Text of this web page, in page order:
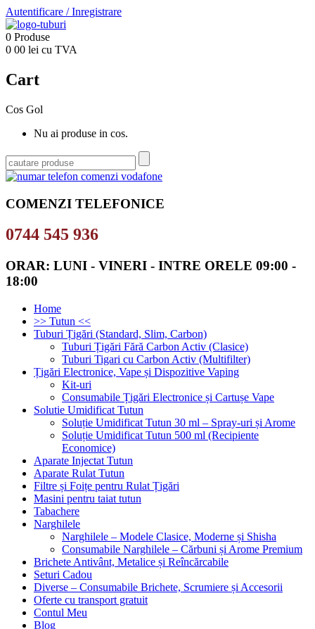
Autentificare /Inregistrare
0 Produse
0 00 lei cu TVA
Cart
Cos Gol
Nu ai produse in cos.
COMENZI TELEFONICE
0744 545 936
ORAR: LUNI - VINERI - INTRE ORELE 09:00 -
18:00
Home
>> Tutun <<
Tuburi Țigări (Standard, Slim, Carbon)
Tuburi Țigări Fără Carbon Activ (Clasice)
Tuburi Tigari cu Carbon Activ (Multifilter)
Țigări Electronice, Vape și Dispozitive Vaping
Kit-uri
Consumabile Țigări Electronice și Cartușe Vape
Solutie Umidificat Tutun
Soluție Umidificat Tutun 30 ml – Spray-uri și Arome
Soluție Umidificat Tutun 500 ml (Recipiente
Economice)
Aparate Injectat Tutun
Aparate Rulat Tutun
Filtre și Foițe pentru Rulat Țigări
Masini pentru taiat tutun
Tabachere
Narghilele
Narghilele – Modele Clasice, Moderne și Shisha
Consumabile Narghilele – Cărbuni și Arome Premium
Brichete Antivânt, Metalice și Reîncărcabile
Seturi Cadou
Diverse – Consumabile Brichete, Scrumiere și Accesorii
Oferte cu transport gratuit
Contul Meu
Blog